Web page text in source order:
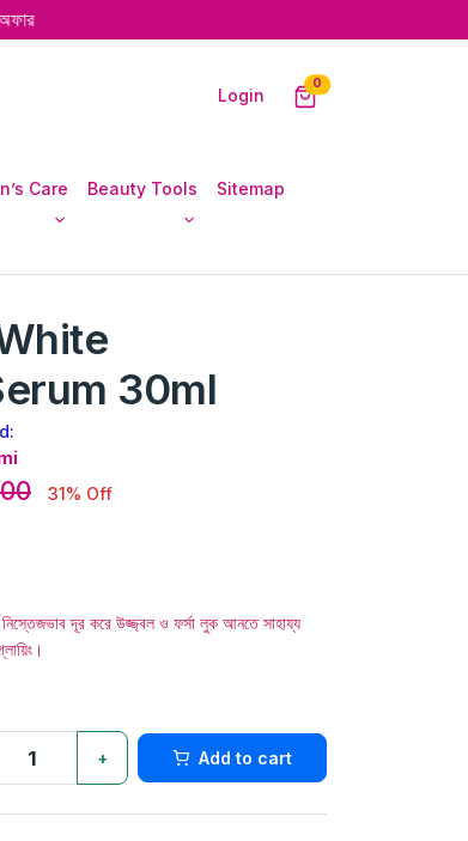
Login
0unread messages
Care Beauty Tools Sitemap
30ml
31% Off
দূর করে উজ্জ্বল ও ফর্সা লুক আনতে সাহায্য
+ Add to cart